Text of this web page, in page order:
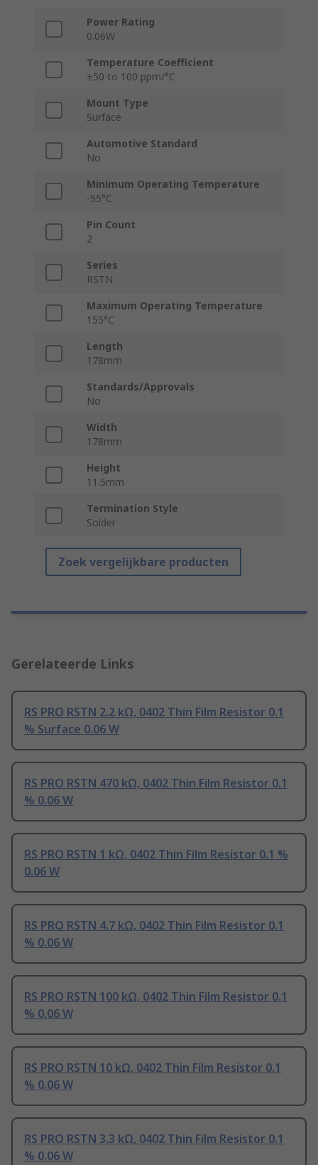
Power Rating
0.06W
Temperature Coefficient
±50 to 100 ppm/°C
Mount Type
Surface
Automotive Standard
No
Minimum Operating Temperature
-55°C
Pin Count
2
Series
RSTN
Maximum Operating Temperature
155°C
Length
178mm
Standards/Approvals
No
Width
178mm
Height
11.5mm
Termination Style
Solder
Zoek vergelijkbare producten
Gerelateerde Links
RS PRO RSTN 2.2 kΩ, 0402 Thin Film Resistor 0.1
% Surface 0.06 W
RS PRO RSTN 470 kΩ, 0402 Thin Film Resistor 0.1
% 0.06 W
RS PRO RSTN 1 kΩ, 0402 Thin Film Resistor 0.1 %
0.06 W
RS PRO RSTN 4.7 kΩ, 0402 Thin Film Resistor 0.1
% 0.06 W
RS PRO RSTN 100 kΩ, 0402 Thin Film Resistor 0.1
% 0.06 W
RS PRO RSTN 10 kΩ, 0402 Thin Film Resistor 0.1
% 0.06 W
RS PRO RSTN 3.3 kΩ, 0402 Thin Film Resistor 0.1
% 0.06 W